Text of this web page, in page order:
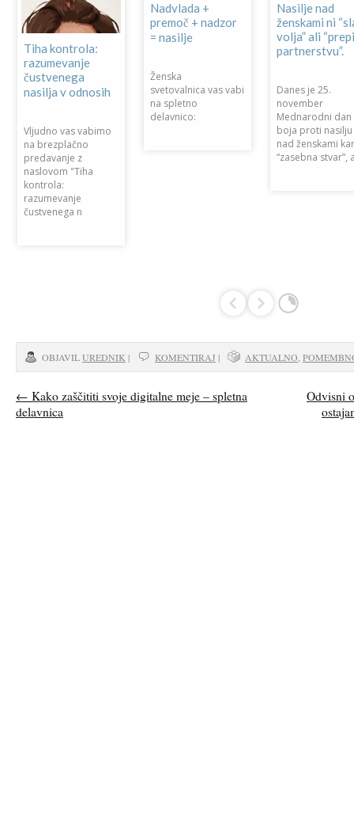
Tiha kontrola:
razumevanje
čustvenega
nasilja v odnosih
Vljudno vas vabimo
na brezplačno
predavanje z
naslovom "Tiha
kontrola:
razumevanje
čustvenega n
Nadvlada +
premoč + nadzor
= nasilje
Ženska
svetovalnica vas vabi
na spletno
delavnico:
Nasilje nad
ženskami ni
volja” ali
partnerstvu”.
Danes je 25.
november
Mednarodni dan
boja proti nasilju
nad ženskami
“zasebna stvar”,
OBJAVILUREDNIK | KOMENTIRAJ | AKTUALNO
← Kako zaščititi svoje digitalne meje – spletna
delavnica
Odvisni